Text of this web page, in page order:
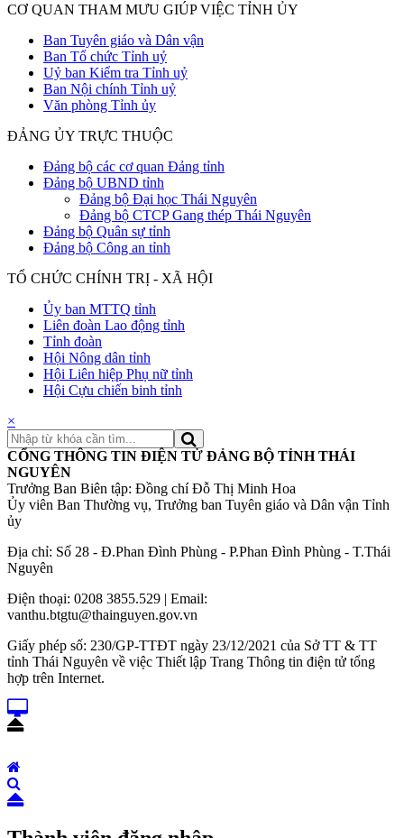
CƠ QUAN THAM MƯU GIÚP VIỆC TỈNH ỦY
Ban Tuyên giáo và Dân vận
Ban Tổ chức Tỉnh uỷ
Uỷ ban Kiểm tra Tỉnh uỷ
Ban Nội chính Tỉnh uỷ
Văn phòng Tỉnh ủy
ĐẢNG ỦY TRỰC THUỘC
Đảng bộ các cơ quan Đảng tỉnh
Đảng bộ UBND tỉnh
Đảng bộ Đại học Thái Nguyên
Đảng bộ CTCP Gang thép Thái Nguyên
Đảng bộ Quân sự tỉnh
Đảng bộ Công an tỉnh
TỔ CHỨC CHÍNH TRỊ - XÃ HỘI
Ủy ban MTTQ tỉnh
Liên đoàn Lao động tỉnh
Tỉnh đoàn
Hội Nông dân tỉnh
Hội Liên hiệp Phụ nữ tỉnh
Hội Cựu chiến binh tỉnh
×
CỔNG THÔNG TIN ĐIỆN TỬ ĐẢNG BỘ TỈNH THÁI
NGUYÊN
Trưởng Ban Biên tập: Đồng chí Đỗ Thị Minh Hoa
Ủy viên Ban Thường vụ, Trưởng ban Tuyên giáo và Dân vận Tỉnh
ủy
Địa chỉ: Số 28 - Đ.Phan Đình Phùng - P.Phan Đình Phùng - T.Thái
Nguyên
Điện thoại: 0208 3855.529 | Email:
vanthu.btgtu@thainguyen.gov.vn
Giấy phép số: 230/GP-TTĐT ngày 23/12/2021 của Sở TT & TT
tỉnh Thái Nguyên về việc Thiết lập Trang Thông tin điện tử tổng
hợp trên Internet.